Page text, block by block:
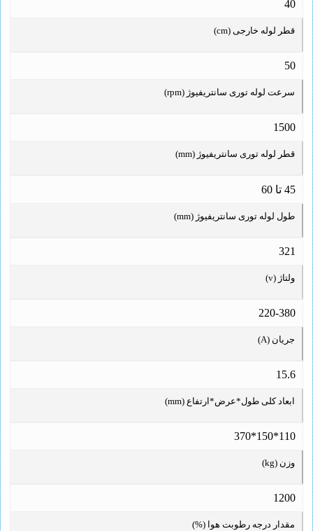
40
قطر لوله خارجی (cm)
50
سرعت لوله توری سانتریفیوژ (rpm)
1500
قطر لوله توری سانتریفیوژ (mm)
45 تا 60
طول لوله توری سانتریفیوژ (mm)
321
ولتاژ (v)
220-380
جریان (A)
15.6
ابعاد کلی طول*عرض*ارتفاع (mm)
110*150*370
وزن (kg)
1200
مقدار درجه رطوبت هوا (%)